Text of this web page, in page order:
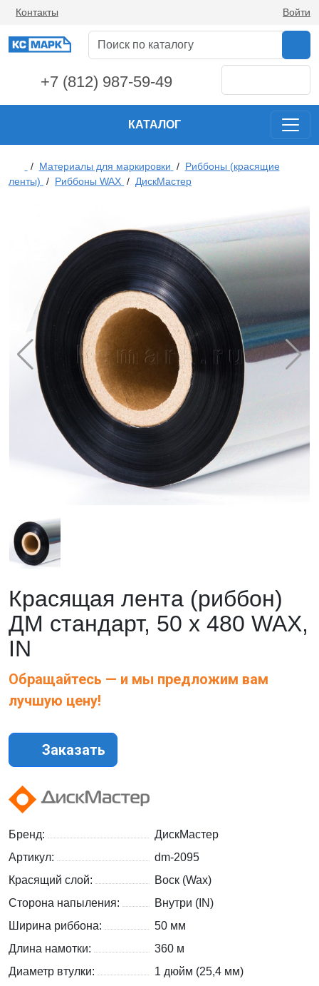
Контакты Войти
+7 (812) 987-59-49
КАТАЛОГ
/ Материалы для маркировки / Риббоны (красящие
ленты) / Риббоны WAX / ДискМастер
Красящая лента (риббон)
ДМ стандарт, 50 х 480 WAX,
IN
Обращайтесь — и мы предложим вам
лучшую цену!
Заказать
Бренд:
ДискМастер
Артикул:
dm-2095
Красящий слой:
Воск (Wax)
Сторона напыления:
Внутри (IN)
Ширина риббона:
50 мм
Длина намотки:
360 м
Диаметр втулки:
1 дюйм (25,4 мм)